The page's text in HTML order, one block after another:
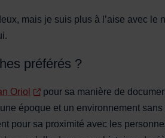
mais je suis plus à l’aise avec le
préférés ?
Oriol
pour sa manière de
époque et un environnement
pour sa proximité avec les